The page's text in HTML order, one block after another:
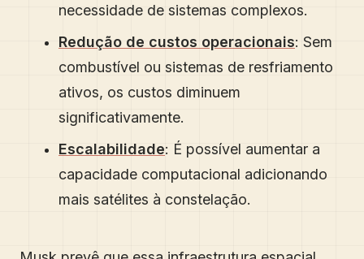
necessidade de sistemas complexos.
Redução de custos operacionais: Sem
combustível ou sistemas de resfriamento
ativos, os custos diminuem
significativamente.
Escalabilidade: É possível aumentar a
capacidade computacional adicionando
mais satélites à constelação.